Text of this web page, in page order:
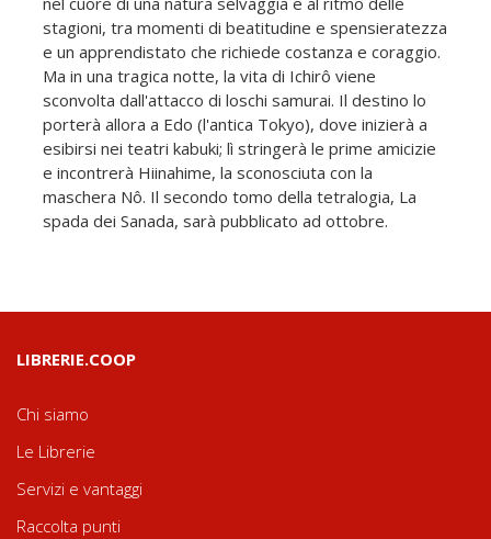
stagioni, tra momenti di beatitudine e spensieratezza
e un apprendistato che richiede costanza e coraggio.
Ma in una tragica notte, la vita di Ichirô viene
sconvolta dall'attacco di loschi samurai. Il destino lo
porterà allora a Edo (l'antica Tokyo), dove inizierà a
esibirsi nei teatri kabuki; lì stringerà le prime amicizie
e incontrerà Hiinahime, la sconosciuta con la
maschera Nô. Il secondo tomo della tetralogia, La
spada dei Sanada, sarà pubblicato ad ottobre.
LIBRERIE.COOP
Chi siamo
Le Librerie
Servizi e vantaggi
Raccolta punti